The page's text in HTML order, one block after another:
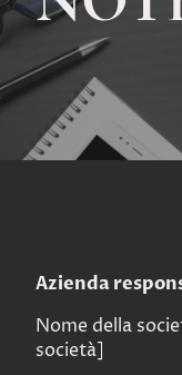
Azienda
Nome della
società]